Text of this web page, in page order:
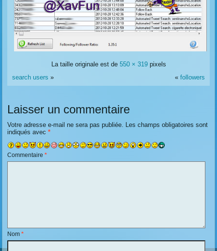
La taille originale est de 550 × 319pixels
search users » « followers
Laisser un commentaire
Votre adresse e-mail ne sera pas publiée.
Les champs obligatoires sont
indiqués avec*
Commentaire*
Nom*